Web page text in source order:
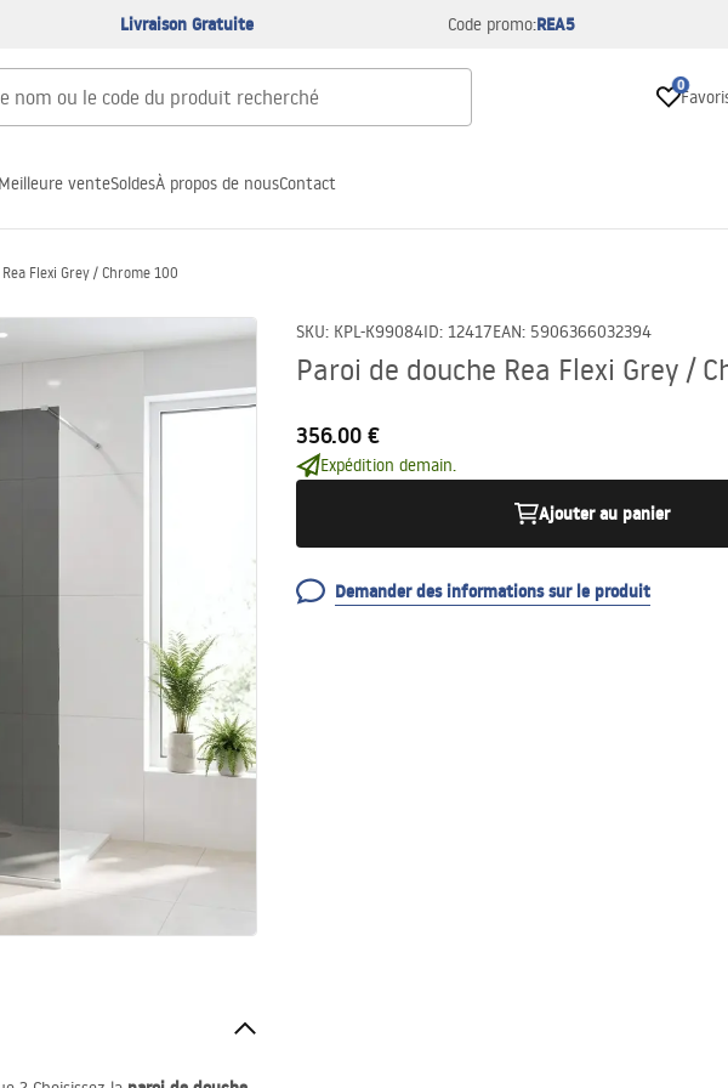
Livraison Gratuite Code promo:REA5
0
Meilleure venteSoldesÀ propos de nousContact
Flexi Grey / Chrome 100
SKU: KPL-K99084ID: 12417EAN: 5906366032394
Paroi de douche Rea Flexi Grey /
356.00 €
Expédition demain.
Ajouter au panier
Demander des informations sur le produit